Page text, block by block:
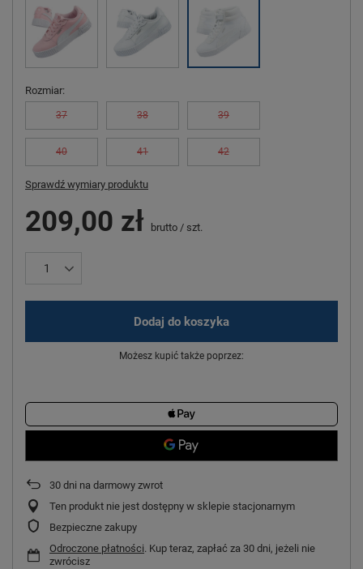
Rozmiar
37 38 39
40 41 42
Sprawdź wymiary produktu
209,00 zł brutto / szt.
Dodaj do koszyka
Możesz kupić także poprzez:
30 dni na darmowy zwrot
Ten produkt nie jest dostępny w sklepie stacjonarnym
Bezpieczne zakupy
Odroczone płatności. Kup teraz, zapłać za 30 dni, jeżeli nie
zwrócisz